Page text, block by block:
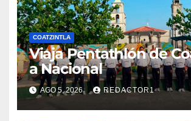
COATZINTLA
Viaja Pentathlón de
a Nacional
AGO 5, 2026 REDACTOR1